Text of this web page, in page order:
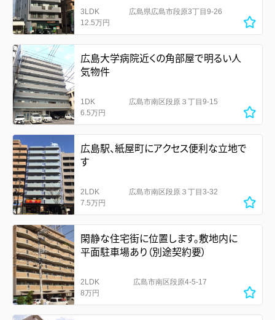
3LDK
12.5万円
広島県広島市段原3丁目9-26
広島大学病院近くの角部屋で明るい人
気物件
1DK
6.5万円
広島市南区段原３丁目9-15
広島駅、紙屋町にアクセス便利な立地で
す
2LDK
7.5万円
広島市南区段原３丁目3-32
閑静な住宅街に位置します。敷地内に
平面駐車場あり（別途契約要）
2LDK
8万円
広島市南区段原4-5-17